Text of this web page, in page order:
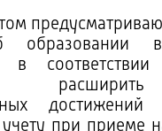
в
в
достижений
при приеме